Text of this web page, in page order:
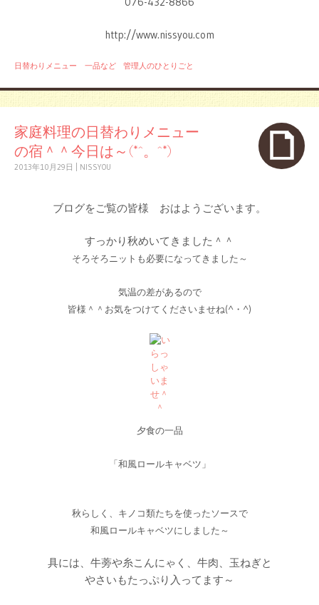
http://www.nissyou.com
日替わりメニュー 一品など 管理人のひとりごと
家庭料理の日替わりメニュー
の宿＾＾今日は～(*^。^*)
2013年10月29日 NISSYOU
ブログをご覧の皆様 おはようございます。
すっかり秋めいてきました＾＾
そろそろニットも必要になってきました～
気温の差があるので
皆様＾＾お気をつけてくださいませね(^・^)
夕食の一品
「和風ロールキャベツ」
秋らしく、キノコ類たちを使ったソースで
和風ロールキャベツにしました～
具には、牛蒡や糸こんにゃく、牛肉、玉ねぎと
やさいもたっぷり入ってます～